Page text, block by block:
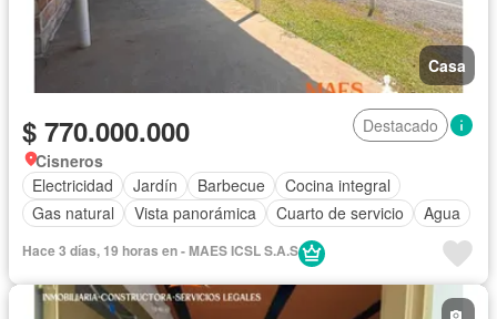
Casa
$ 770.000.000
Destacado
Cisneros
Electricidad
Jardín Barbecue
Cocina integral
Gas natural
Vista panorámica Cuarto de servicio Agua
Hace 3 días, 19 horas en - MAES ICSL S.A.S